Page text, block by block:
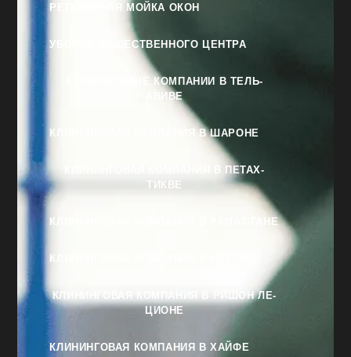
РЕГУЛЯРНАЯ МОЙКА ОКОН
УБОРКА ОБЩЕСТВЕННОГО ЦЕНТРА
КЛИНИНГОВЫЕ КОМПАНИИ В ТЕЛЬ-
АВИВЕ
КЛИНИНГОВАЯ КОМПАНИЯ В ШАРОНЕ
КЛИНИНГОВАЯ КОМПАНИЯ В ПЕТАХ-
ТИКВЕ
КЛИНИНГОВАЯ КОМПАНИЯ В РАМАТ-ГАНЕ
КЛИНИНГОВАЯ КОМПАНИЯ В НЕТАНИИ
КЛИНИНГОВАЯ КОМПАНИЯ В РИШОН ЛЕ-
ЦИОНЕ
КЛИНИНГОВАЯ КОМПАНИЯ В ХАЙФЕ